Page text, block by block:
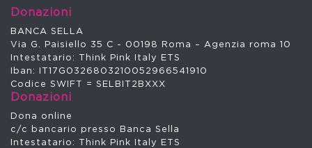
Donazioni
BANCA SELLA
Via G. Paisiello 35 C - 00198 Roma – Agenzia roma 10
Intestatario: Think Pink Italy ETS
Iban: IT17G0326803210052966541910
Codice SWIFT = SELBIT2BXXX
Donazioni
Dona online
c/c bancario presso Banca Sella
Intestatario: Think Pink Italy ETS